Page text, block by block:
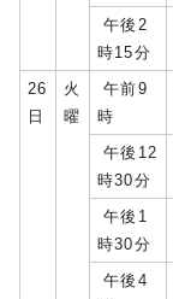
午後2
時15分
26
日
火
曜
午前9
時
午後12
時30分
午後1
時30分
午後4